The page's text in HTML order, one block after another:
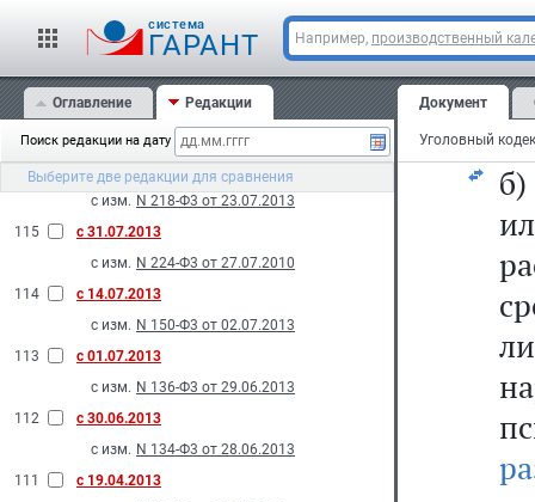
cистема
ГАРАНТ Например, производственный
Оглавление Редакции
Поиск редакции на дату
Выберите две редакции для сравнения
N 270-Ф3 от 21.10.2013
118
с 01.09.2013
с изм. N 185-Ф3 от 02.07.2013
117
с 24.08.2013
с изм. N 245-Ф3 от 23.07.2013
116
с 03.08.2013
с изм. N 218-Ф3 от 23.07.2013
115
с 31.07.2013
с изм. N 224-Ф3 от 27.07.2010
114
с 14.07.2013
с изм. N 150-Ф3 от 02.07.2013
113
с 01.07.2013
с изм. N 136-Ф3 от 29.06.2013
112
с 30.06.2013
с изм. N 134-Ф3 от 28.06.2013
111
с 19.04.2013
Документ